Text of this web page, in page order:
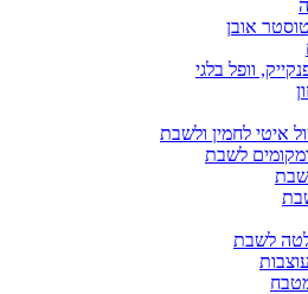
אובן
וופל בלגי
איטי לחמין ולשבת
לשבת
לשבת